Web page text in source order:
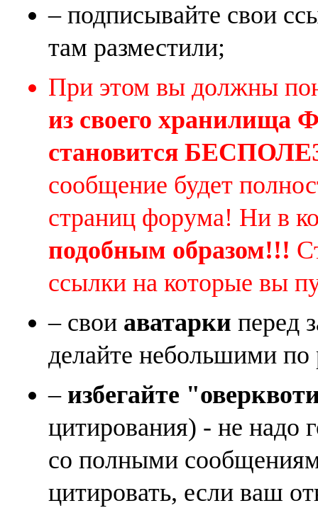
– подписывайте свои
там разместили;
При этом вы должны
из своего
становится
сообщение будет
страниц форума! Ни в
подобным образом!!!
ссылки на которые вы
– свои аватарки перед
делайте небольшими по
– избегайте
цитирования) - не надо
со полными
цитировать, если ваш